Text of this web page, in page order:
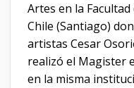
Artes en la
Chile (Santiago)
artistas Cesar
realizó el Magister
en la misma